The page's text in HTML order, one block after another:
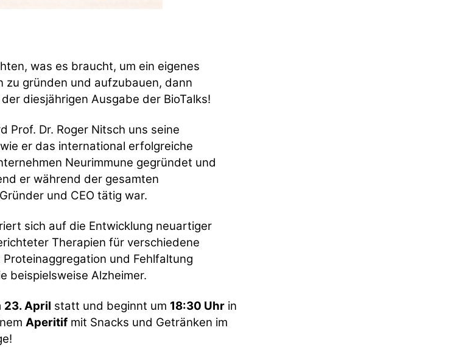
was es braucht, um ein eigenes
zu gründen und aufzubauen, dann
diesjährigen Ausgabe der BioTalks!
Prof. Dr. Roger Nitsch uns seine
er das international erfolgreiche
Neurimmune gegründet und
er während der gesamten
und CEO tätig war.
sich auf die Entwicklung neuartiger
Therapien für verschiedene
und Fehlfaltung
beispielsweise Alzheimer.
23. April statt und beginnt um 18:30 Uhr in
Aperitif mit Snacks und Getränken im